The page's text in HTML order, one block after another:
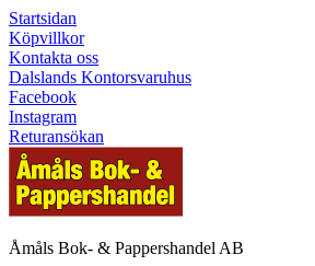
Startsidan
Köpvillkor
Kontakta oss
Dalslands Kontorsvaruhus
Facebook
Instagram
Returansökan
Åmåls Bok- & Pappershandel AB